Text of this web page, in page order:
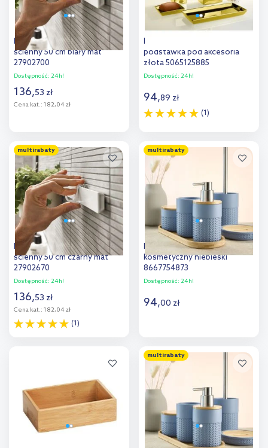
Hansgrohe WallStoris panel
ścienny 50 cm biały mat
27902700
Dostępność: 24h!
136,53 zł
Cena kat.: 182,04 zł
Dodaj do
porównania
Kleine Wolke Glamour
podstawka pod akcesoria
złota 5065125885
Dostępność: 24h!
94,89 zł
(1)
Dodaj do
porównania
multirabaty
Hansgrohe WallStoris panel
ścienny 50 cm czarny mat
27902670
Dostępność: 24h!
136,53 zł
Cena kat.: 182,04 zł
(1)
porównania
multirabaty
Kleine Wolke Dash pojemnik
kosmetyczny niebieski
8667754873
Dostępność: 24h!
94,00 zł
Dodaj do
porównania
multirabaty